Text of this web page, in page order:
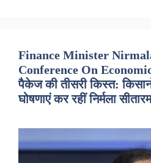
Finance Minister
Conference On
पैकेज की तीसरी किस्त:
घोषणाएं कर रहीं निर्मला